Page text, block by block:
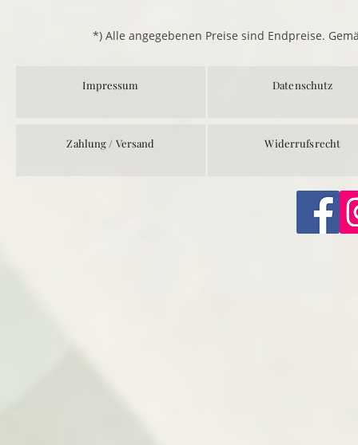
*) Alle angegebenen Preise sind Endpreise.
Impressum
Zahlung / Versand
Datenschutz
Widerrufsrecht